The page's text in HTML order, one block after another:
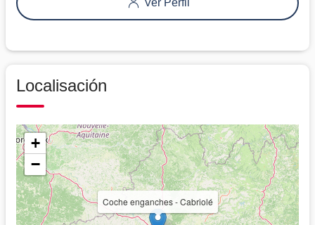
Localisación
Coche enganches - Cabriolé
+
−